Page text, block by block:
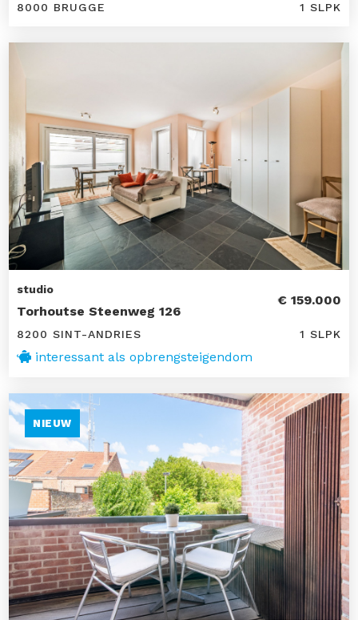
8000 BRUGGE 1 SLPK
studio
Torhoutse Steenweg 126
€ 159.000
8200 SINT-ANDRIES 1 SLPK
interessant als opbrengsteigendom
NIEUW